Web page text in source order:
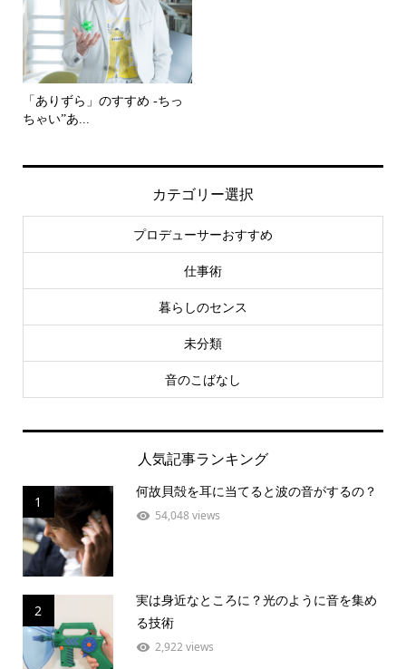
「ありずら」のすすめ -ちっ
ちゃい”あ...
カテゴリー選択
プロデューサーおすすめ
仕事術
暮らしのセンス
未分類
音のこばなし
人気記事ランキング
1
何故貝殻を耳に当てると波の音がするの？
54,048 views
2
実は身近なところに？光のように音を集め
る技術
2,922 views